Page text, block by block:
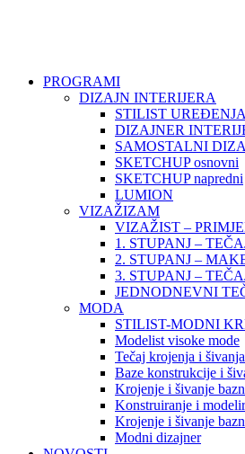
PROGRAMI
DIZAJN INTERIJERA
STILIST
DIZAJNER
SAMOSTALNI
SKETCHUP osnovni
SKETCHUP napredni
LUMION
VIZAŽIZAM
VIZAŽIST –
1. STUPANJ –
2. STUPANJ –
3. STUPANJ –
JEDNODNEVNI
MODA
STILIST-MODNI
Modelist visoke mode
Tečaj krojenja i šivanja
Baze konstrukcije i
Krojenje i šivanje
Konstruiranje i
Krojenje i šivanje
Modni dizajner